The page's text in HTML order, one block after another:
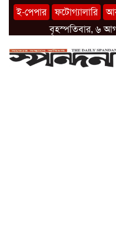
ই-পেপার ফটোগ্যালারি
বৃহস্পতিবার, ৬